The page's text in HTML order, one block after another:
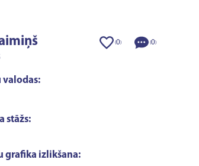
(0) (0)
valodas:
stāžs:
grafika izlikšana: